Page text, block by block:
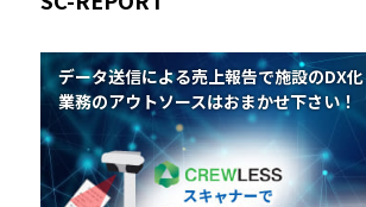
データ送信による売上報告で施設のDX化
業務のアウトソースはおまかせ下さい！